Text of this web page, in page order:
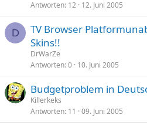
Antworten 12 12. Juni 2005
D
TV Browser
Skins!!
DrWarZe
Antworten 0 10. Juni 2005
Budgetproblem in
Killerkeks
Antworten 11 09. Juni 2005